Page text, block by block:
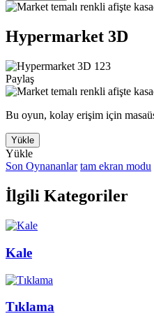
Hypermarket 3D
Paylaş
Bu oyun, kolay erişim için
Yükle
Yükle
Son Oynananlar tam ekran modu
İlgili Kategoriler
Kale
Tıklama